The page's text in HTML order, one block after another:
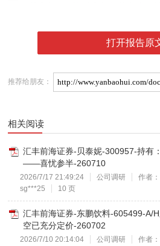
打开报告原
推荐给朋友：
相关阅读
汇丰前海证券-贝泰妮-300957-持有
——喜忧参半-260710
2026/7/17 21:49:24 公司调研 作者
sg***25
10 页
汇丰前海证券-东鹏饮料-605499-A/
空已充分定价-260702
2026/7/10 20:14:04 公司调研 作者